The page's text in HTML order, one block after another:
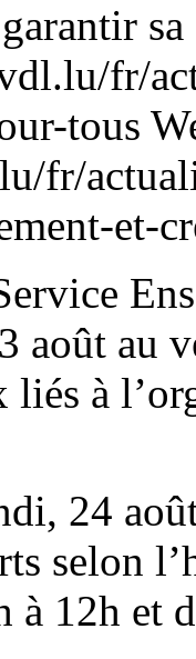
fr/
tous
fr/
et-
août au
à
24
selon
à 12h et